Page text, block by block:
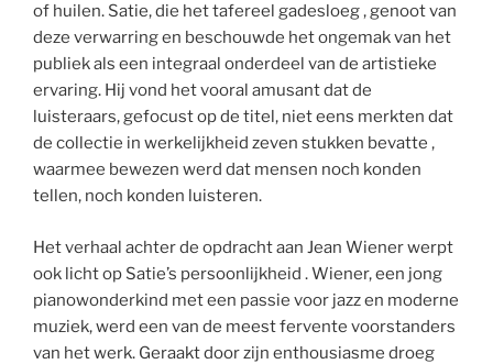
of huilen. Satie, die het tafereel gadesloeg , genoot van
deze verwarring en beschouwde het ongemak van het
publiek als een integraal onderdeel van de artistieke
ervaring. Hij vond het vooral amusant dat de
luisteraars, gefocust op de titel, niet eens merkten dat
de collectie in werkelijkheid zeven stukken bevatte ,
waarmee bewezen werd dat mensen noch konden
tellen, noch konden luisteren.
Het verhaal achter de opdracht aan Jean Wiener werpt
ook licht op Satie’s persoonlijkheid . Wiener, een jong
pianowonderkind met een passie voor jazz en moderne
muziek, werd een van de meest fervente voorstanders
van het werk. Geraakt door zijn enthousiasme droeg